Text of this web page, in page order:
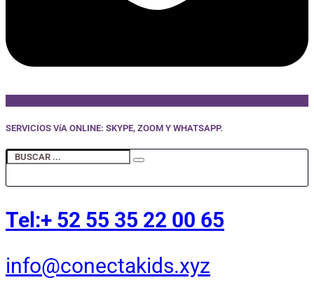
SERVICIOS VíA ONLINE: SKYPE, ZOOM Y WHATSAPP.
Tel:+ 52 55 35 22 00 65
info@conectakids.xyz